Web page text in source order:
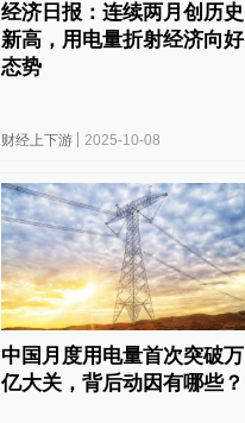
经济日报：连续两月创历史
新高，用电量折射经济向好
态势
财经上下游 2025-10-08
中国月度用电量首次突破万
亿大关，背后动因有哪些？